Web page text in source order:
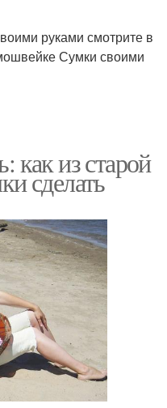
руками смотрите в
Сумки своими
как из старой
сделать